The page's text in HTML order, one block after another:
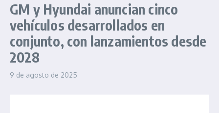
GM y Hyundai anuncian cinco
vehículos desarrollados en
conjunto, con lanzamientos desde
2028
9 de agosto de 2025